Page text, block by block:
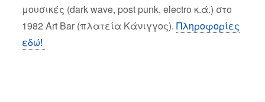
μουσικές (dark wave, post punk, electro κ.ά.) στο
1982 Art Bar (πλατεία Κάνιγγος). Πληροφορίες
εδώ!